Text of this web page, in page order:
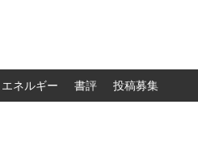
エネルギー 書評 投稿募集